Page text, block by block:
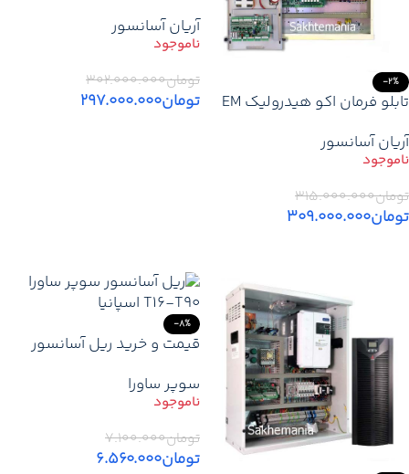
-2%
تابلو فرمان اکو هیدرولیک EM
+ کارکدک
آریان آسانسور
تومان۳۱۵.۰۰۰.۰۰۰
تومان۳۰۹.۰۰۰.۰۰۰
آریان آسانسور
تومان۳۰۲.۰۰۰.۰۰۰
تومان۲۹۷.۰۰۰.۰۰۰
-8%
قیمت و خرید ریل آسانسور
سوپر ساورا
تومان۷.۱۰۰.۰۰۰
تومان۶.۵۶۰.۰۰۰